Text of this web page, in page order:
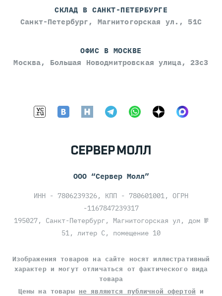
СКЛАД В САНКТ-ПЕТЕРБУРГЕ
Санкт-Петербург, Магнитогорская ул., 51С
ОФИС В МОСКВЕ
Москва, Большая Новодмитровская улица, 23с3
ООО “Сервер Молл”
ИНН - 7806239326, КПП - 780601001, ОГРН
-1167847239317
195027, Санкт-Петербург, Магнитогорская ул, дом №
51, литер С, помещение 10
Изображения товаров на сайте носят иллюстративный
характер и могут отличаться от фактического вида
товара
Цены на товары не являются публичной офертой и